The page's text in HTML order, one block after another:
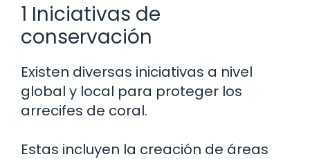
1 Iniciativas de
conservación
Existen diversas iniciativas a nivel
global y local para proteger los
arrecifes de coral.
Estas incluyen la creación de áreas